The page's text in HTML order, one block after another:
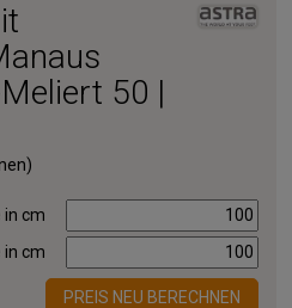
50 |
in cm
in cm
PREIS NEU BERECHNEN